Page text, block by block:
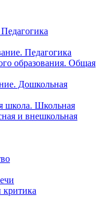
Педагогика
образования. Общая
Дошкольная
школа. Школьная
и внешкольная
критика